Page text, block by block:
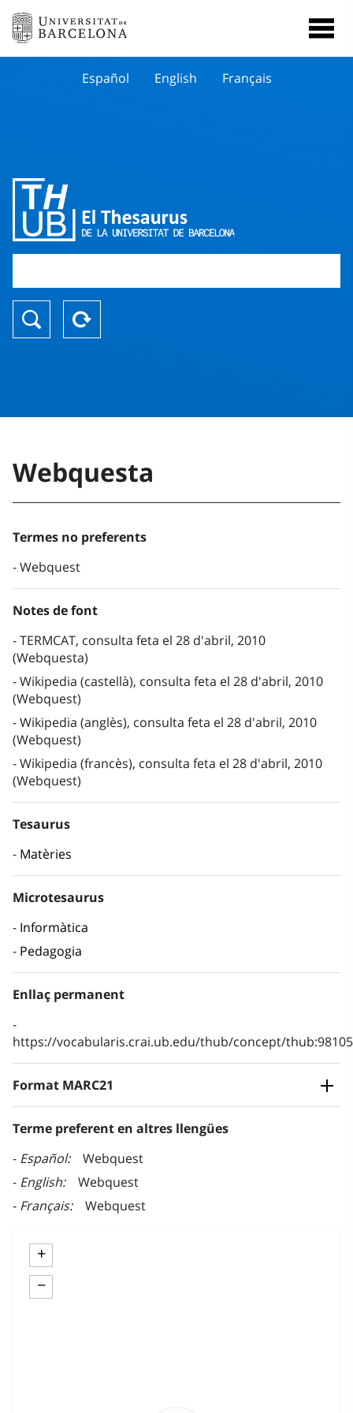
Español English Français
Webquesta
Termes no preferents
Webquest
Notes de font
TERMCAT, consulta feta el 28 d'abril, 2010
(Webquesta)
Wikipedia (castellà), consulta feta el 28 d'abril, 2010
(Webquest)
Wikipedia (anglès), consulta feta el 28 d'abril, 2010
(Webquest)
Wikipedia (francès), consulta feta el 28 d'abril, 2010
(Webquest)
Tesaurus
Matèries
Microtesaurus
Informàtica
Pedagogia
Enllaç permanent
https://vocabularis.crai.ub.edu/thub/concept/
Format MARC21
Terme preferent en altres llengües
Español
Webquest
English
Webquest
Français
Webquest
+
−